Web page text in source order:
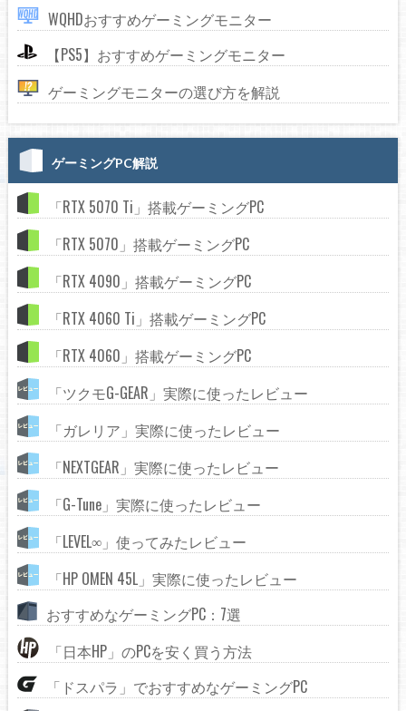
WQHDおすすめゲーミングモニター
【PS5】おすすめゲーミングモニター
ゲーミングモニターの選び方を解説
ゲーミングPC解説
「RTX 5070 Ti」搭載ゲーミングPC
「RTX 5070」搭載ゲーミングPC
「RTX 4090」搭載ゲーミングPC
「RTX 4060 Ti」搭載ゲーミングPC
「RTX 4060」搭載ゲーミングPC
「ツクモG-GEAR」実際に使ったレビュー
「ガレリア」実際に使ったレビュー
「NEXTGEAR」実際に使ったレビュー
「G-Tune」実際に使ったレビュー
「LEVEL∞」使ってみたレビュー
「HP OMEN 45L」実際に使ったレビュー
おすすめなゲーミングPC：7選
「日本HP」のPCを安く買う方法
「ドスパラ」でおすすめなゲーミングPC